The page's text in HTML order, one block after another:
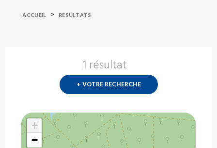
ACCUEIL > RESULTATS
1 résultat
+ VOTRE RECHERCHE
+
−